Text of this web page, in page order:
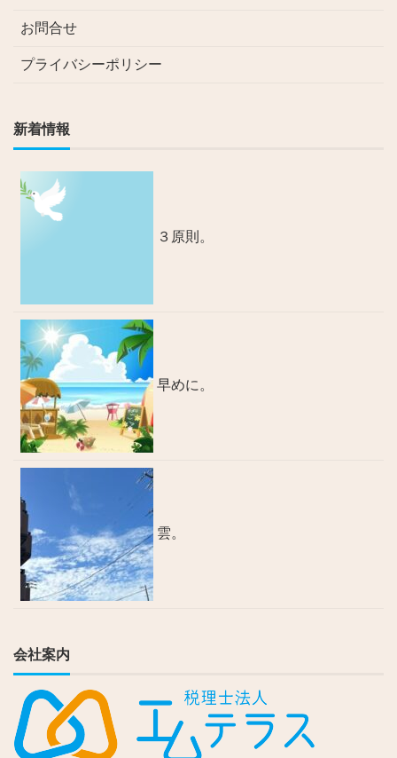
お問合せ
プライバシーポリシー
新着情報
３原則。
早めに。
雲。
会社案内